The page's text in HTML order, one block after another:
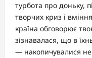
турбота про доньку,
творчих криз і
країна обговорює
зізнавалася, що в
— накопичувалися